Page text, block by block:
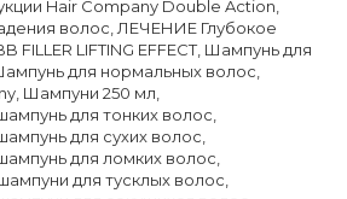
Hair Company Double Action
волос ЛЕЧЕНИЕ Глубокое
LIFTING EFFECT, Шампунь для
для нормальных волос
Шампуни 250 мл
для тонких волос
для сухих волос
для ломких волос
для тусклых волос